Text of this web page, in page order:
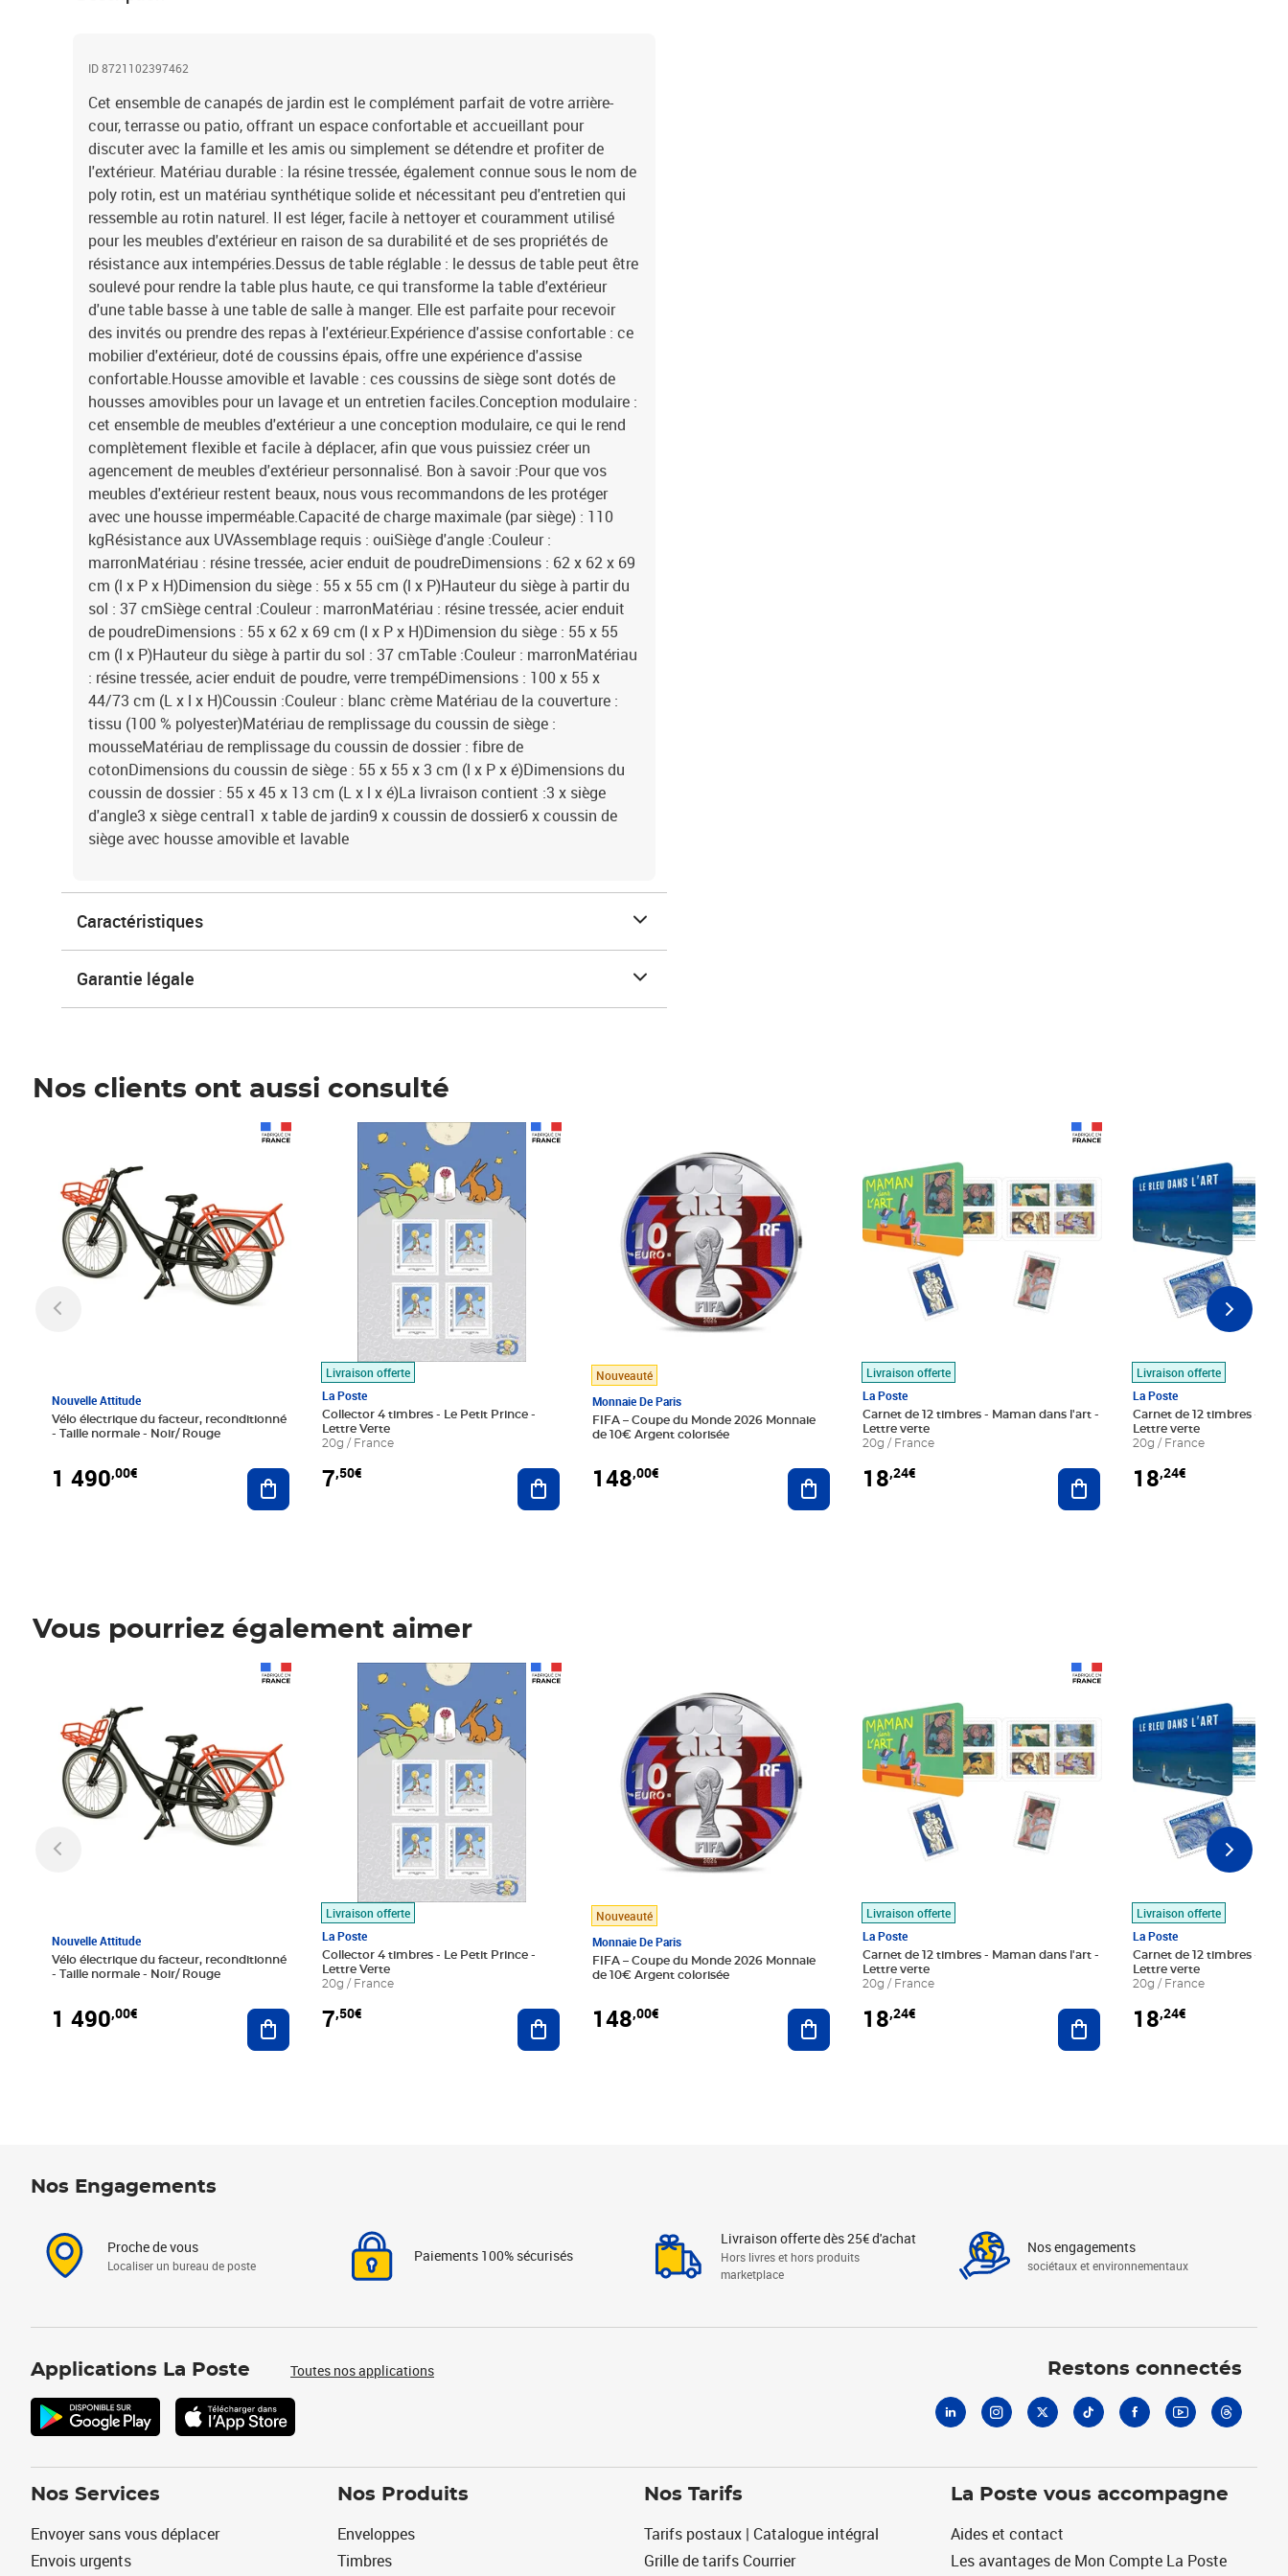
ID 8721102397462
Cet ensemble de canapés de jardin est le complément parfait de votre arrière-
cour, terrasse ou patio, offrant un espace confortable et accueillant pour
discuter avec la famille et les amis ou simplement se détendre et profiter de
l'extérieur. Matériau durable : la résine tressée, également connue sous le nom de
poly rotin, est un matériau synthétique solide et nécessitant peu d'entretien qui
ressemble au rotin naturel. Il est léger, facile à nettoyer et couramment utilisé
pour les meubles d'extérieur en raison de sa durabilité et de ses propriétés de
résistance aux intempéries.Dessus de table réglable : le dessus de table peut être
soulevé pour rendre la table plus haute, ce qui transforme la table d'extérieur
d'une table basse à une table de salle à manger. Elle est parfaite pour recevoir
des invités ou prendre des repas à l'extérieur.Expérience d'assise confortable : ce
mobilier d'extérieur, doté de coussins épais, offre une expérience d'assise
confortable.Housse amovible et lavable : ces coussins de siège sont dotés de
housses amovibles pour un lavage et un entretien faciles.Conception modulaire :
cet ensemble de meubles d'extérieur a une conception modulaire, ce qui le rend
complètement flexible et facile à déplacer, afin que vous puissiez créer un
agencement de meubles d'extérieur personnalisé. Bon à savoir :Pour que vos
meubles d'extérieur restent beaux, nous vous recommandons de les protéger
avec une housse imperméable.Capacité de charge maximale (par siège) : 110
kgRésistance aux UVAssemblage requis : ouiSiège d'angle :Couleur :
marronMatériau : résine tressée, acier enduit de poudreDimensions : 62 x 62 x 69
cm (l x P x H)Dimension du siège : 55 x 55 cm (l x P)Hauteur du siège à partir du
sol : 37 cmSiège central :Couleur : marronMatériau : résine tressée, acier enduit
de poudreDimensions : 55 x 62 x 69 cm (l x P x H)Dimension du siège : 55 x 55
cm (l x P)Hauteur du siège à partir du sol : 37 cmTable :Couleur : marronMatériau
: résine tressée, acier enduit de poudre, verre trempéDimensions : 100 x 55 x
44/73 cm (L x l x H)Coussin :Couleur : blanc crème Matériau de la couverture :
tissu (100 % polyester)Matériau de remplissage du coussin de siège :
mousseMatériau de remplissage du coussin de dossier : fibre de
cotonDimensions du coussin de siège : 55 x 55 x 3 cm (l x P x é)Dimensions du
coussin de dossier : 55 x 45 x 13 cm (L x l x é)La livraison contient :3 x siège
d'angle3 x siège central1 x table de jardin9 x coussin de dossier6 x coussin de
siège avec housse amovible et lavable
Caractéristiques
Garantie légale
Nos clients ont aussi consulté
Nouvelle Attitude
Vélo électrique du facteur, reconditionné
- Taille normale - Noir/ Rouge
1 490,00€ Ajouter au panier
Livraison offerte
La Poste
Collector 4 timbres - Le Petit Prince -
Lettre Verte
20g / France
7,50€
Prix 7,50€
Ajouter au panier
Nouveauté
Monnaie De Paris
FIFA – Coupe du Monde 2026 Monnaie
de 10€ Argent colorisée
148,00€ Ajouter au panier
Livraison offerte
La Poste
Carnet de 12 timbres - Maman dans l'art -
Lettre verte
20g / France
18,24€ Ajouter au panier
Livraison offerte
La Poste
Carnet de 12 timbres - Le
Lettre verte
20g / France
18,24€
Vous pourriez également aimer
Nouvelle Attitude
Vélo électrique du facteur, reconditionné
- Taille normale - Noir/ Rouge
1 490,00€ Ajouter au panier
Livraison offerte
La Poste
Collector 4 timbres - Le Petit Prince -
Lettre Verte
20g / France
7,50€
Prix 7,50€
Ajouter au panier
Nouveauté
Monnaie De Paris
FIFA – Coupe du Monde 2026 Monnaie
de 10€ Argent colorisée
148,00€ Ajouter au panier
Livraison offerte
La Poste
Carnet de 12 timbres - Maman dans l'art -
Lettre verte
20g / France
18,24€ Ajouter au panier
Livraison offerte
La Poste
Carnet de 12 timbres - Le
Lettre verte
20g / France
18,24€
Nos Engagements
Proche de vous
Localiser un bureau de poste
Paiements 100% sécurisés
Livraison offerte dès 25€ d'achat
Hors livres et hors produits
marketplace
Nos engagements
sociétaux et environnementaux
Applications La Poste Toutes nos applications Restons connectés
Nos Services
Envoyer sans vous déplacer
Envois urgents
Nos Produits
Enveloppes
Timbres
Nos Tarifs
Tarifs postaux | Catalogue intégral
Grille de tarifs Courrier
La Poste vous accompagne
Aides et contact
Les avantages de Mon Compte La Poste